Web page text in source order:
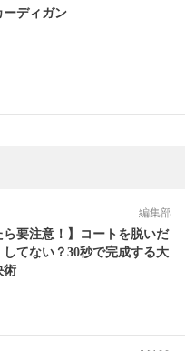
ーディガン
編集部
ら要注意！】コートを脱いだ
してない？30秒で完成する大
術